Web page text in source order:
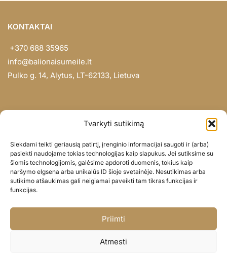
Tvarkyti sutikimą
Siekdami teikti geriausią patirtį, įrenginio informacijai saugoti ir (arba)
pasiekti naudojame tokias technologijas kaip slapukus. Jei sutiksime su
šiomis technologijomis, galėsime apdoroti duomenis, tokius kaip
naršymo elgsena arba unikalūs ID šioje svetainėje. Nesutikimas arba
sutikimo atšaukimas gali neigiamai paveikti tam tikras funkcijas ir
funkcijas.
Priimti
Atmesti
KONTAKTAI
+370 688 35965
info@balionaisumeile.lt
Pulko g. 14, Alytus, LT-62133, Lietuva
Didmena
Darbų portfolio
Privatumo politika
Parduotuvės politika